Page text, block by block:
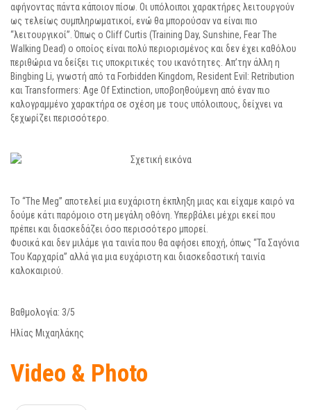
αφήνοντας πάντα κάποιον πίσω. Οι υπόλοιποι χαρακτήρες λειτουργούν
ως τελείως συμπληρωματικοί, ενώ θα μπορούσαν να είναι πιο
“λειτουργικοί”. Όπως ο Cliff Curtis (Training Day, Sunshine, Fear The
Walking Dead) ο οποίος είναι πολύ περιορισμένος και δεν έχει καθόλου
περιθώρια να δείξει τις υποκριτικές του ικανότητες. Απ’την άλλη η
Bingbing Li, γνωστή από τα Forbidden Kingdom, Resident Evil: Retribution
και Transformers: Age Of Extinction, υποβοηθούμενη από έναν πιο
καλογραμμένο χαρακτήρα σε σχέση με τους υπόλοιπους, δείχνει να
ξεχωρίζει περισσότερο.
Το “The Meg” αποτελεί μια ευχάριστη έκπληξη μιας και είχαμε καιρό να
δούμε κάτι παρόμοιο στη μεγάλη οθόνη. Υπερβάλει μέχρι εκεί που
πρέπει και διασκεδάζει όσο περισσότερο μπορεί.
Φυσικά και δεν μιλάμε για ταινία που θα αφήσει εποχή, όπως “Τα Σαγόνια
Του Καρχαρία” αλλά για μια ευχάριστη και διασκεδαστική ταινία
καλοκαιριού.
Βαθμολογία: 3/5
Ηλίας Μιχαηλάκης
Video & Photo